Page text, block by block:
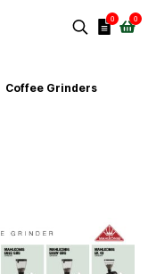
0 0
Coffee Grinders